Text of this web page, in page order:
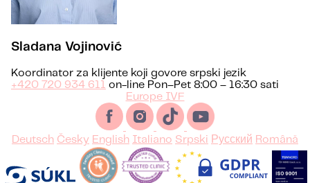
Sladana Vojinović
Koordinator za klijente koji govore srpski jezik
+420 720 934 611 on-line Pon–Pet 8:00 – 16:30 sati
Europe IVF
Deutsch Česky English Italiano Srpski Русский Română